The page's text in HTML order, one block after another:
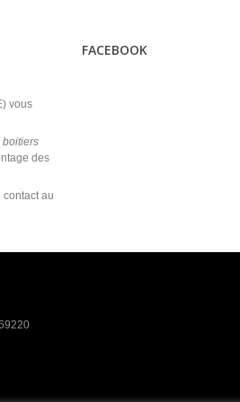
vous
boitiers
des
au
FACEBOOK